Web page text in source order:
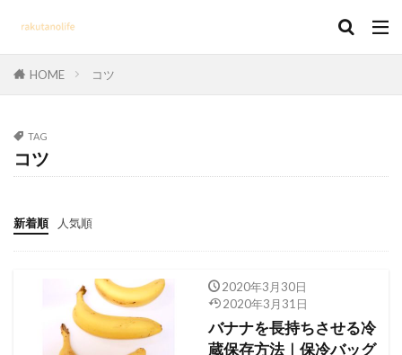
HOME コツ
TAG
コツ
新着順 人気順
2020年3月30日
2020年3月31日
バナナを長持ちさせる冷
蔵保存方法｜保冷バッグ